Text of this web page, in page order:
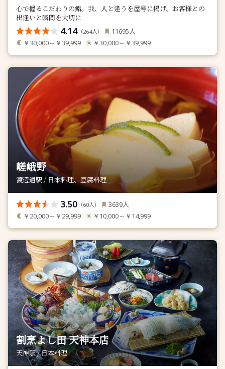
心で握るこだわりの鮨。我、人と逢うを屋号に掲げ、お客様との
出逢いと瞬間を大切に
4.14（264人） 11695人
￥30,000～￥39,999 ￥30,000～￥39,999
嵯峨野
渡辺通駅 / 日本料理、豆腐料理
3.50 （60人） 3639人
￥20,000～￥29,999 ￥10,000～￥14,999
割烹よし田 天神本店
天神駅 / 日本料理